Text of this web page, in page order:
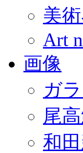
美
Art
画像
ガ
尾
和